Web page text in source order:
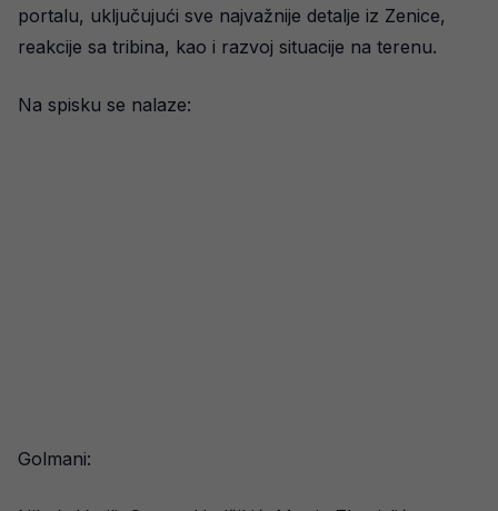
portalu, uključujući sve najvažnije detalje iz Zenice,
reakcije sa tribina, kao i razvoj situacije na terenu.
Na spisku se nalaze:
Golmani: